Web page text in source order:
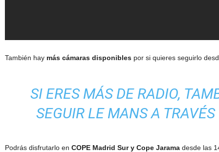
También hay más cámaras disponibles por si quieres seguirlo
SI ERES MÁS DE RADIO,
SEGUIR LE MANS A
Podrás disfrutarlo en COPE Madrid Sur y Cope Jarama desde las